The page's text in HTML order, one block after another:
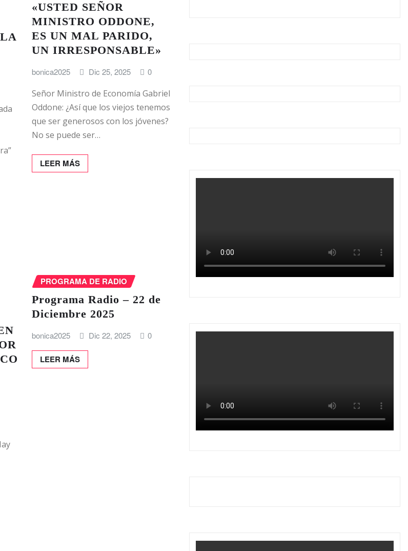
«USTED SEÑOR
MINISTRO ODDONE,
ES UN MAL PARIDO,
UN IRRESPONSABLE»
bonica2025 Dic 25, 2025 0
Señor Ministro de Economía Gabriel
Oddone: ¿Así que los viejos tenemos
que ser generosos con los jóvenes?
No se puede ser…
LEER MÁS
PROGRAMA DE RADIO
Programa Radio – 22 de
Diciembre 2025
bonica2025 Dic 22, 2025 0
LEER MÁS